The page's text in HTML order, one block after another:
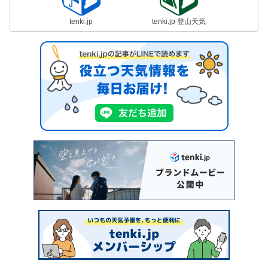
tenki.jp tenki.jp 登山天気